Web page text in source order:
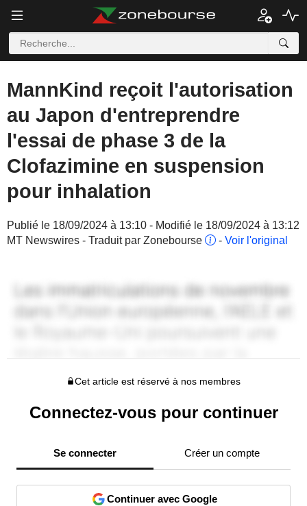
MannKind reçoit l'autorisation
au Japon d'entreprendre
l'essai de phase 3 de la
Clofazimine en suspension
pour inhalation
Publié le 18/09/2024 à 13:10 - Modifié le 18/09/2024 à 13:12
MT Newswires - Traduit par Zonebourse
- Voir l'original
Cet article est réservé à nos membres
Connectez-vous pour continuer
Se connecter Créer un compte
Continuer avec Google